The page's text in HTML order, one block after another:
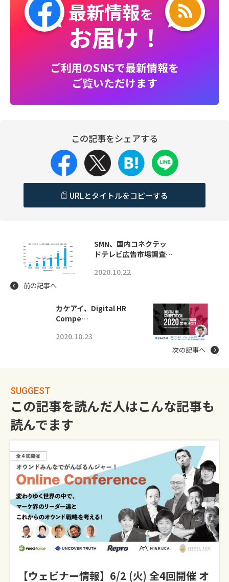
最新情報を
お届け！
ご利用のSNSで最新情報を
ご覧いただけます
この記事をシェアする
URLとタイトルをコピーする
SMN、国内コネクテッ
ドテレビ広告市場調査…
2020.10.22
前の記事へ
カケアイ、Digital HR
Compe…
2020.10.23
次の記事へ
SUGGEST
この記事を読んだ人はこんな記事も
読んでます
【ウェビナー情報】6/2 (火) 全4回開催 オ